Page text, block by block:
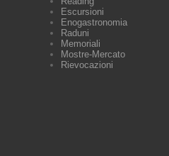
Escursioni
Enogastronomia
Raduni
Memoriali
Mostre-Mercato
Rievocazioni